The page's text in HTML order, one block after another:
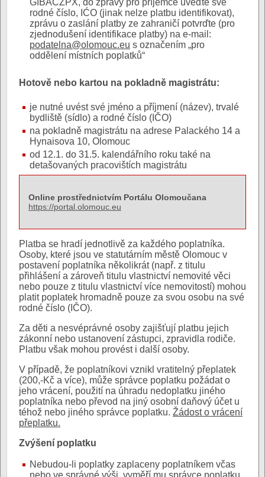
rodné číslo, IĆO (jinak nelze platbu identifikovat),
zprávu o zaslání platby ze zahraničí potvrďte (pro
zjednodušení identifikace platby) na e-mail:
podatelna@olomouc.eu s označením „pro
oddělení místních poplatků“
Hotově nebo kartou na pokladně magistrátu:
je nutné uvést své jméno a příjmení (název), trvalé
bydliště (sídlo) a rodné číslo (IČO)
na pokladně magistrátu na adrese Palackého 14 a
Hynaisova 10, Olomouc
od 12.1. do 31.5. kalendářního roku také na
detašovaných pracovištích magistrátu
Online prostřednictvím Portálu Olomoučana
https://portal.olomouc.eu
Platba se hradí jednotlivě za každého poplatníka.
Osoby, které jsou ve statutárním městě Olomouc v
postavení poplatníka několikrát (např. z titulu
přihlášení a zároveň titulu vlastnictví nemovité věci
nebo pouze z titulu vlastnictví více nemovitostí) mohou
platit poplatek hromadně pouze za svou osobu na své
rodné číslo (IČO).
Za děti a nesvéprávné osoby zajišťují platbu jejich
zákonní nebo ustanovení zástupci, zpravidla rodiče.
Platbu však mohou provést i další osoby.
V případě, že poplatníkovi vznikl vratitelný přeplatek
(200,-Kč a více), může správce poplatku požádat o
jeho vrácení, použití na úhradu nedoplatku jiného
poplatníka nebo převod na jiný osobní daňový účet u
téhož nebo jiného správce poplatku. Žádost o vrácení
přeplatku.
Zvýšení poplatku
Nebudou-li poplatky zaplaceny poplatníkem včas
nebo ve správné výši, vyměří mu správce poplatku